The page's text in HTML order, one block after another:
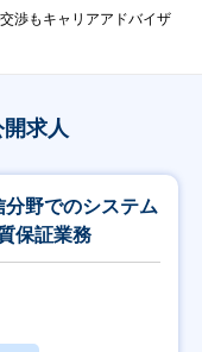
渉もキャリアアドバイザ
求人
野でのシステム
保証業務